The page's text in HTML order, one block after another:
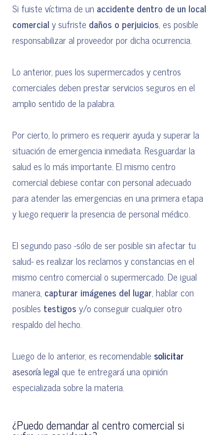
Si fuiste víctima de un accidente dentro de un local
comercialy sufriste daños o perjuicios, es posible
responsabilizar al proveedor por dicha ocurrencia.
Lo anterior, pues los supermercados y centros
comerciales deben prestar servicios seguros en el
amplio sentido de la palabra.
Por cierto, lo primero es requerir ayuda y superar la
situación de emergencia inmediata. Resguardar la
salud es lo más importante. El mismo centro
comercial debiese contar con personal adecuado
para atender las emergencias en una primera etapa
y luego requerir la presencia de personal médico.
El segundo paso -sólo de ser posible sin afectar tu
salud- es realizar los reclamos y constancias en el
mismo centro comercial o supermercado. De igual
manera, capturar imágenes del lugar, hablar con
posibles testigosy/o conseguir cualquier otro
respaldo del hecho.
Luego de lo anterior, es recomendable solicitar
asesoría legal que te entregará una opinión
especializada sobre la materia.
¿Puedo demandar al centro comercial si